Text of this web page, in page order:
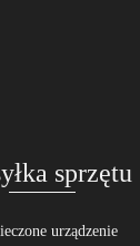
sprzętu
urządzenie